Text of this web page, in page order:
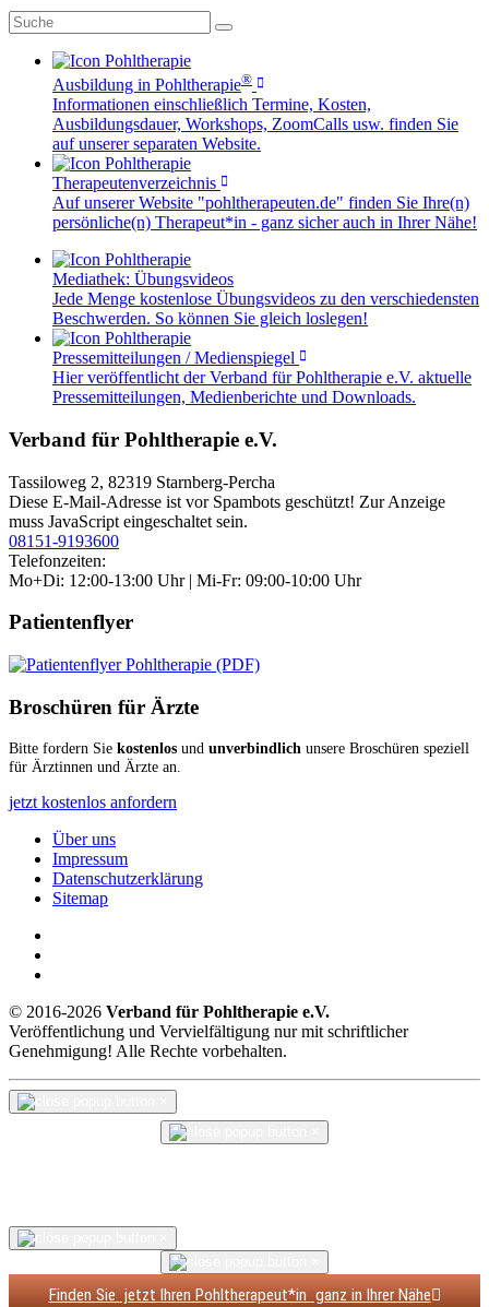
Ausbildung in Pohltherapie®
Informationen einschließlich Termine, Kosten,
Ausbildungsdauer, Workshops, ZoomCalls usw. finden Sie
auf unserer separaten Website.
Therapeutenverzeichnis
Auf unserer Website "pohltherapeuten.de" finden Sie Ihre(n)
persönliche(n) Therapeut*in - ganz sicher auch in Ihrer Nähe!
Mediathek: Übungsvideos
Jede Menge kostenlose Übungsvideos zu den verschiedensten
Beschwerden. So können Sie gleich loslegen!
Pressemitteilungen / Medienspiegel
Hier veröffentlicht der Verband für Pohltherapie e.V. aktuelle
Pressemitteilungen, Medienberichte und Downloads.
Verband für Pohltherapie e.V.
Tassiloweg 2, 82319 Starnberg-Percha
Diese E-Mail-Adresse ist vor Spambots geschützt! Zur Anzeige
muss JavaScript eingeschaltet sein.
08151-9193600
Telefonzeiten:
Mo+Di: 12:00-13:00 Uhr | Mi-Fr: 09:00-10:00 Uhr
Patientenflyer
Broschüren für Ärzte
Bitte fordern Sie kostenlos und unverbindlich unsere Broschüren speziell
für Ärztinnen und Ärzte an.
jetzt kostenlos anfordern
Über uns
Impressum
Datenschutzerklärung
Sitemap
© 2016-2026 Verband für Pohltherapie e.V.
Veröffentlichung und Vervielfältigung nur mit schriftlicher
Genehmigung! Alle Rechte vorbehalten.
Finden SiejetztIhren Pohltherapeut*inganz in Ihrer Nähe